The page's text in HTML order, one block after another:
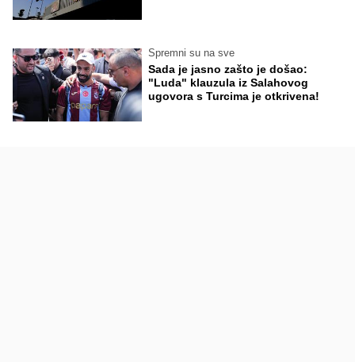
Spremni su na sve
Sada je jasno zašto je došao:
"Luda" klauzula iz Salahovog
ugovora s Turcima je otkrivena!